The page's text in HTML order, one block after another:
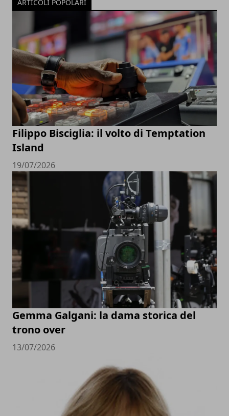
ARTICOLI POPOLARI
Filippo Bisciglia: il volto di Temptation
Island
19/07/2026
Gemma Galgani: la dama storica del
trono over
13/07/2026